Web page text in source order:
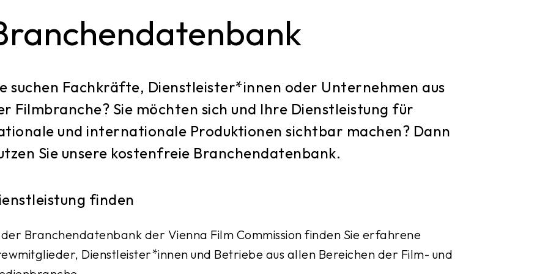
suchen Fachkräfte, Dienstleister*innen oder Unternehmen aus
Filmbranche? Sie möchten sich und Ihre Dienstleistung für
und internationale Produktionen sichtbar machen? Dann
Sie unsere kostenfreie Branchendatenbank.
finden
Branchendatenbank der Vienna Film Commission finden Sie erfahrene
Dienstleister*innen und Betriebe aus allen Bereichen der Film- und